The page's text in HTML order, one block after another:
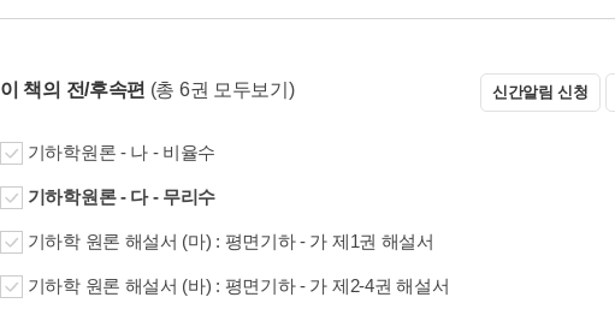
이 책의 전/후속편 (총 6권 모두보기) 신간알림 신청
기하학원론 - 나 - 비율수
기하학원론 - 다 - 무리수
기하학 원론 해설서 (마) : 평면기하 - 가 제1권 해설서
기하학 원론 해설서 (바) : 평면기하 - 가 제2-4권 해설서